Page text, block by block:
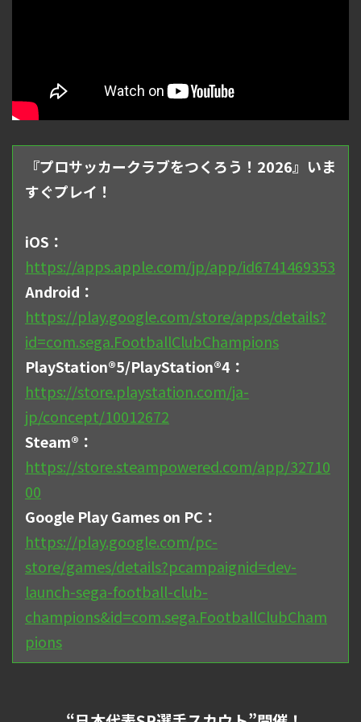
『プロサッカークラブをつくろう！2026』いま
すぐプレイ！
iOS：
https://apps.apple.com/jp/app/id6741469353
Android：
https://play.google.com/store/apps/details?
id=com.sega.FootballClubChampions
PlayStation®5/PlayStation®4：
https://store.playstation.com/ja-
jp/concept/10012672
Steam®：
https://store.steampowered.com/app/32710
00
Google Play Games on PC：
https://play.google.com/pc-
store/games/details?pcampaignid=dev-
launch-sega-football-club-
champions&id=com.sega.FootballClubCham
pions